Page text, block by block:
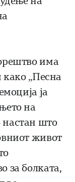
има
како „Песна
ја
на
настан што
живот
за болката,